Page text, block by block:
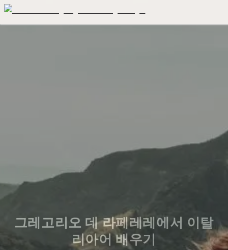
그레고리오 데 라페레레에서 이탈
리아어 배우기